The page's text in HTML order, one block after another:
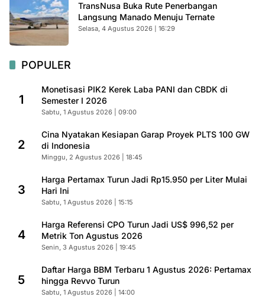
TransNusa Buka Rute Penerbangan
Langsung Manado Menuju Ternate
Selasa, 4 Agustus 2026 | 16:29
POPULER
1
Monetisasi PIK2 Kerek Laba PANI dan CBDK di
Semester I 2026
Sabtu, 1 Agustus 2026 | 09:00
2
Cina Nyatakan Kesiapan Garap Proyek PLTS 100 GW
di Indonesia
Minggu, 2 Agustus 2026 | 18:45
3
Harga Pertamax Turun Jadi Rp15.950 per Liter Mulai
Hari Ini
Sabtu, 1 Agustus 2026 | 15:15
4
Harga Referensi CPO Turun Jadi US$ 996,52 per
Metrik Ton Agustus 2026
Senin, 3 Agustus 2026 | 19:45
5
Daftar Harga BBM Terbaru 1 Agustus 2026: Pertamax
hingga Revvo Turun
Sabtu, 1 Agustus 2026 | 14:00